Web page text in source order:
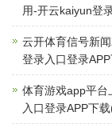
用-开云kaiyun登
云开体育信号新
登录入口登录
体育游戏app平台
入口登录APP下